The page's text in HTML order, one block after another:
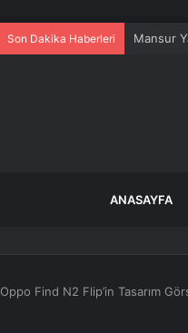
Son Dakika Haberleri Mansur
ANASAYFA
Oppo Find N2 Flip’in Tasarım